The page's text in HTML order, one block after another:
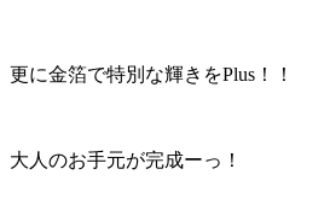
更に金箔で特別な輝きをPlus！！
大人のお手元が完成ーっ！